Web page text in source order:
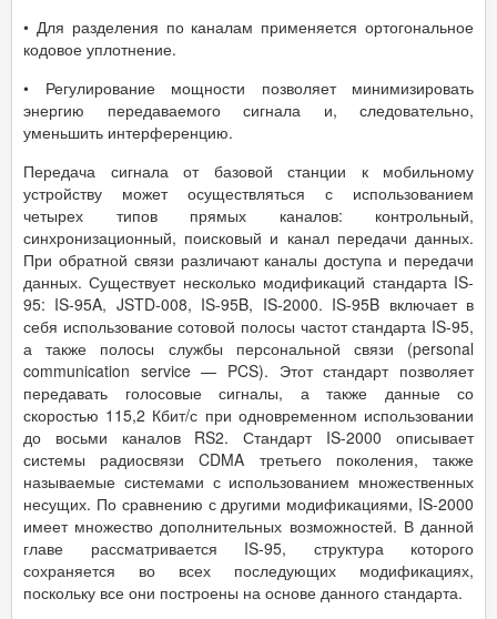
• Для разделения по каналам применяется ортогональное
кодовое уплотнение.
• Регулирование мощности позволяет минимизировать
энергию передаваемого сигнала и, следовательно,
уменьшить интерференцию.
Передача сигнала от базовой станции к мобильному
устройству может осуществляться с использованием
четырех типов прямых каналов: контрольный,
синхронизационный, поисковый и канал передачи данных.
При обратной связи различают каналы доступа и передачи
данных. Существует несколько модификаций стандарта IS-
95: IS-95A, JSTD-008, IS-95B, IS-2000. IS-95B включает в
себя использование сотовой полосы частот стандарта IS-95,
а также полосы службы персональной связи (personal
communication service — PCS). Этот стандарт позволяет
передавать голосовые сигналы, а также данные со
скоростью 115,2 Кбит/с при одновременном использовании
до восьми каналов RS2. Стандарт IS-2000 описывает
системы радиосвязи CDMA третьего поколения, также
называемые системами с использованием множественных
несущих. По сравнению с другими модификациями, IS-2000
имеет множество дополнительных возможностей. В данной
главе рассматривается IS-95, структура которого
сохраняется во всех последующих модификациях,
поскольку все они построены на основе данного стандарта.